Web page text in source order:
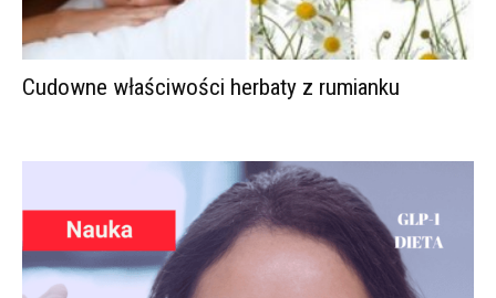
Cudowne właściwości herbaty z rumianku